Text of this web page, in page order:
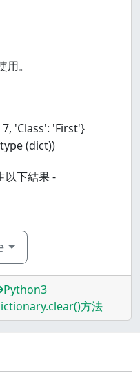
。
'Class': 'First'}
(dict))
以下結果 -
Python3
方法